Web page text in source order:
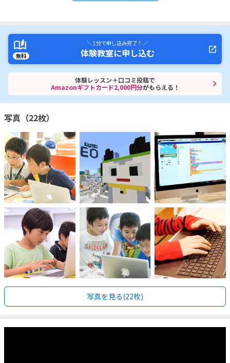
無料
＼ 1分で申し込み完了！ ／
体験教室に申し込む
体験レッスン＋口コミ投稿で
Amazonギフトカード2,000円分がもらえる！
写真（22枚）
写真を見る(22枚)